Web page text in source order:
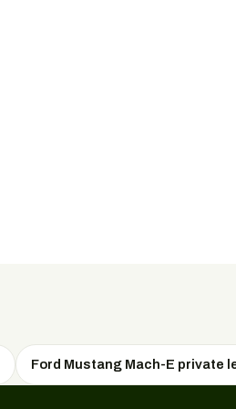
Ford Mustang Mach-E private